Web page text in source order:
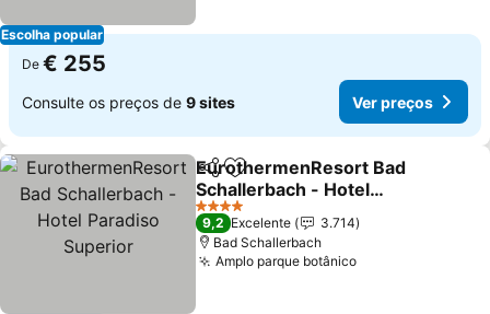
Escolha popular
De € 255
Consulte os preços de 9 sites Ver preços
PartilharAdicionar aos favoritos
EurothermenResort Bad
Schallerbach - Hotel
Paradiso Superior
Ver preços
4 Estrelas
9,2 Excelente
3.714
Bad Schallerbach
Amplo parque botânicoVer preços